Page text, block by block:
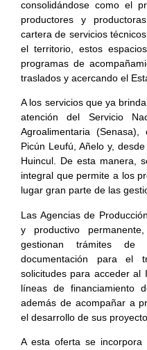
consolidándose como el
productores y
cartera de servicios
el territorio, estos
programas de
traslados y acercando el
A los servicios que ya
atención del Servicio
Agroalimentaria
Picún Leufú, Añelo y,
Huincul. De esta manera,
integral que permite a los
lugar gran parte de las
Las Agencias de
y productivo
gestionan trámites de
documentación para el
solicitudes para acceder al
líneas de financiamiento
además de acompañar a
el desarrollo de sus
A esta oferta se